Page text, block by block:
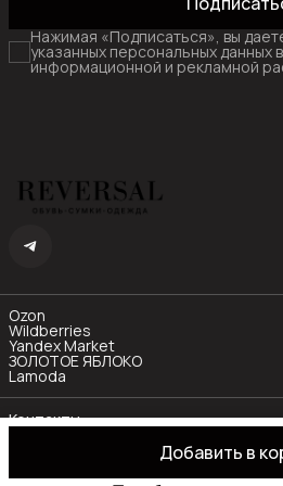
Добавить в
Нажимая «Подписаться», вы
указанных персональных данных
информационной и рекламной
Ozon
Wildberries
Yandex Market
ЗОЛОТОЕ ЯБЛОКО
Lamoda
Контакты
Режим работы
OOO "РИЧЛАЙН"ОплатаДоставка